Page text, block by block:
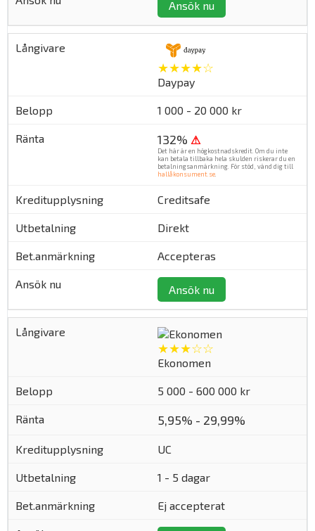
Ansök nu
★★★★☆
Daypay
1 000 - 20 000 kr
132% ⚠
Det här är en högkostnadskredit. Om du inte
kan betala tillbaka hela skulden riskerar du en
betalningsanmärkning. För stöd, vänd dig till
hallåkonsument.se
Creditsafe
Direkt
Accepteras
Ansök nu
★★★☆☆
Ekonomen
5 000 - 600 000 kr
5,95% - 29,99%
UC
1 - 5 dagar
Ej accepterat